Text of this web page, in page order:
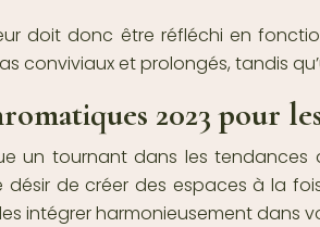
doit donc être réfléchi en
conviviaux et prolongés, tandis
2023 pour
un tournant dans les
désir de créer des espaces à la
intégrer harmonieusement dans